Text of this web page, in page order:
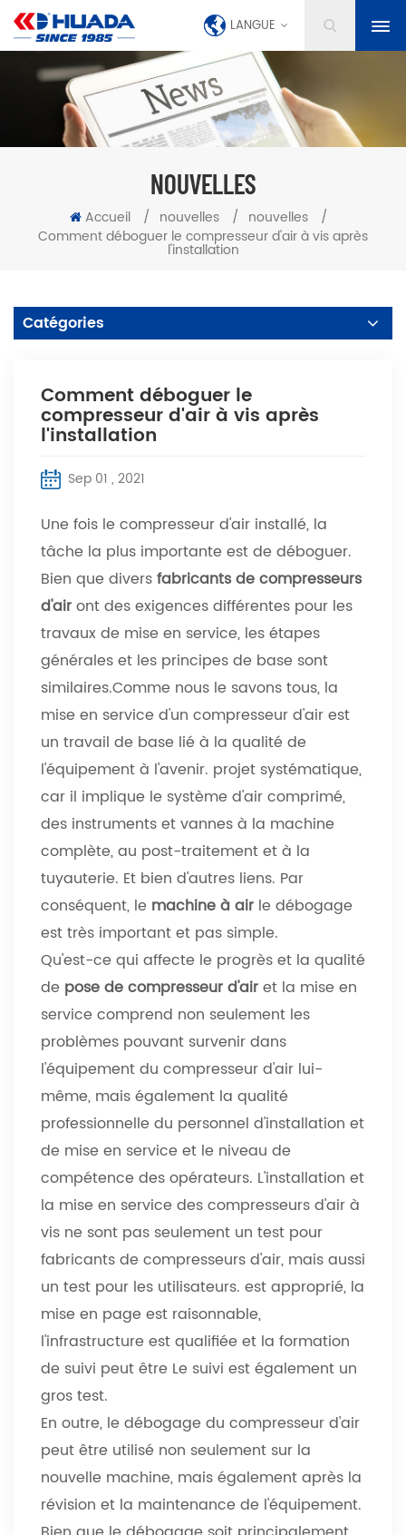
LANGUE
NOUVELLES
Accueil / nouvelles / nouvelles
/
Comment déboguer le compresseur d'air à vis après
l'installation
Catégories
Comment déboguer le
compresseur d'air à vis après
l'installation
Sep 01 , 2021
Une fois le compresseur d'air installé, la
tâche la plus importante est de déboguer.
Bien que diversfabricants de compresseurs
d'airont des exigences différentes pour les
travaux de mise en service, les étapes
générales et les principes de base sont
similaires.Comme nous le savons tous, la
mise en service d'un compresseur d'air est
un travail de base lié à la qualité de
l'équipement à l'avenir. projet systématique,
car il implique le système d'air comprimé,
des instruments et vannes à la machine
complète, au post-traitement et à la
tuyauterie. Et bien d'autres liens. Par
conséquent, le machine à air le débogage
est très important et pas simple.
Qu'est-ce qui affecte le progrès et la qualité
de pose de compresseur d'airet la mise en
service comprend non seulement les
problèmes pouvant survenir dans
l'équipement du compresseur d'air lui-
même, mais également la qualité
professionnelle du personnel d'installation et
de mise en service et le niveau de
compétence des opérateurs. L'installation et
la mise en service des compresseurs d'air à
vis ne sont pas seulement un test pour
fabricants de compresseurs d'air, mais aussi
un test pour les utilisateurs. est approprié, la
mise en page est raisonnable,
l'infrastructure est qualifiée et la formation
de suivi peut être Le suivi est également un
gros test.
En outre, le débogage du compresseur d'air
peut être utilisé non seulement sur la
nouvelle machine, mais également après la
révision et la maintenance de l'équipement.